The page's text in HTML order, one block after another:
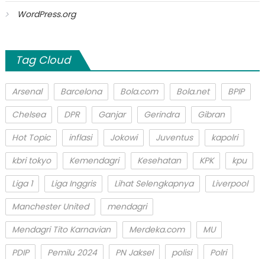
WordPress.org
Tag Cloud
Arsenal Barcelona Bola.com Bola.net
BPIP
Chelsea
DPR Ganjar Gerindra
Gibran
Hot Topic
inflasi Jokowi Juventus
kapolri
kbri tokyo
Kemendagri Kesehatan KPK
kpu
Liga 1
Liga Inggris Lihat Selengkapnya
Liverpool
Manchester United
mendagri
Mendagri Tito Karnavian
Merdeka.com
MU
PDIP
Pemilu 2024 PN Jaksel polisi
Polri